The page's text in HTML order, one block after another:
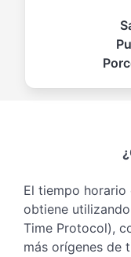
El tiempo horario
obtiene
Time Protocol),
más orígenes de